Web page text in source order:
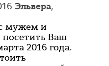
Эльвера,
мужем и
посетить Ваш
2016 года.